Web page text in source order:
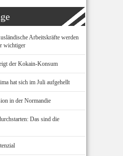
Arbeitskräfte werden
wichtiger
der Kokain-Konsum
hat sich im Juli aufgehellt
in der Normandie
Das sind die